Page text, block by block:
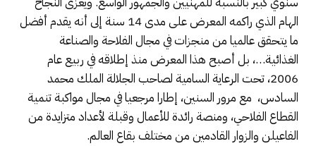
الهام الذي راكمه المعرض على مدى 14 سنة إلى أنه يقدم أفضل
ما يتحقق عالميا من منجزات في مجال الفلاحة والصناعة
الغذائية…، بل أصبح هذا المعرض منذ إطلاقه في ربيع عام
2006، تحت الرعاية السامية لصاحب الجلالة الملك محمد
السادس، مع مرور السنين، إطارا مرجعيا في مجال مواكبة تنمية
القطاع الفلاحي، ومنصة رائدة للأعمال وقبلة لأعداد متزايدة من
الفاعيلن والزوار القادمين من مختلف بقاع العالم.